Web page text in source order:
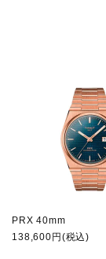
PRX 40mm
138,600円(税込)